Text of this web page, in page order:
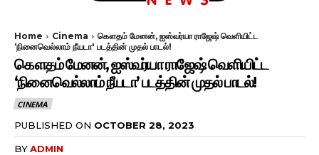
Home Cinema
கௌதம் மேனன், ஐஸ்வர்யா ராஜேஷ் வெளியிட்ட
‘நினைவெல்லாம் நீயடா' படத்தின் முதல் பாடல்!
கௌதம் மேனன், ஐஸ்வர்யா ராஜேஷ் வெளியிட்ட
‘நினைவெல்லாம் நீயடா’ படத்தின் முதல் பாடல்!
CINEMA
PUBLISHED ON OCTOBER 28, 2023
BYADMIN